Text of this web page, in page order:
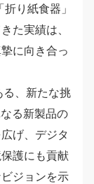
り紙食器」
た実績は、
に向き合っ
る、新たな挑
る新製品の
げ、デジタ
護にも貢献
ジョンを示